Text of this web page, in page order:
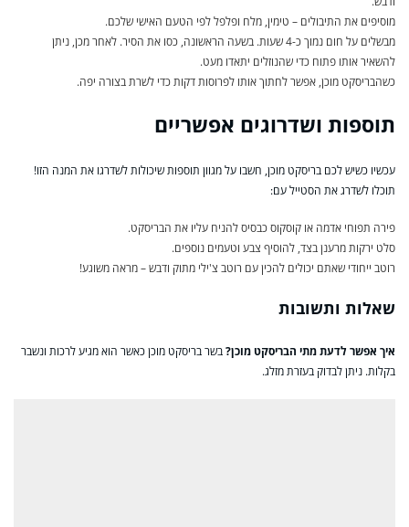
מוסיפים את התיבולים – טימין, מלח ופלפל לפי הטעם האישי שלכם.
מבשלים על חום נמוך כ-4 שעות. בשעה הראשונה, כסו את הסיר. לאחר מכן, ניתן
להשאיר אותו פתוח כדי שהנוזלים יתאדו מעט.
כשהבריסקט מוכן, אפשר לחתוך אותו לפרוסות דקות כדי לשרת בצורה יפה.
תוספות ושדרוגים אפשריים
עכשיו כשיש לכם בריסקט מוכן, חשבו על מגוון תוספות שיכולות לשדרגו את המנה הזו!
תוכלו לשדרג את הסטייל עם:
פירה תפוחי אדמה או קוסקוס כבסיס להניח עליו את הבריסקט.
סלט ירקות מרענן בצד, להוסיף צבע וטעמים נוספים.
רוטב ייחודי שאתם יכולים להכין עם רוטב צ'ילי מתוק ודבש – מראה משוגע!
שאלות ותשובות
איך אפשר לדעת מתי הבריסקט מוכן?בשר בריסקט מוכן כאשר הוא מגיע לרכות ונשבר
בקלות. ניתן לבדוק בעזרת מזלג.